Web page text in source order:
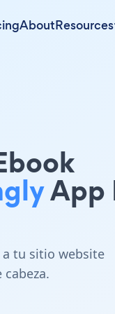
AboutResources
App
a tu sitio website